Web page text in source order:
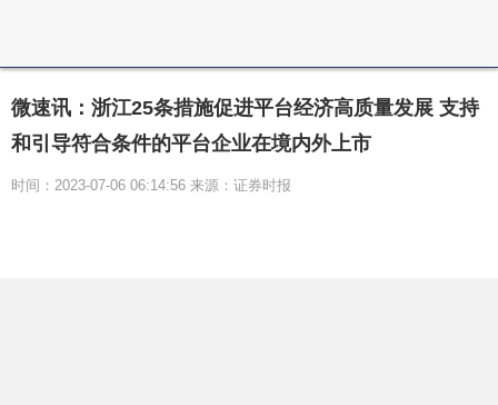
微速讯：浙江25条措施促进平台经济高质量发展 支持
和引导符合条件的平台企业在境内外上市
时间：2023-07-06 06:14:56 来源：证券时报